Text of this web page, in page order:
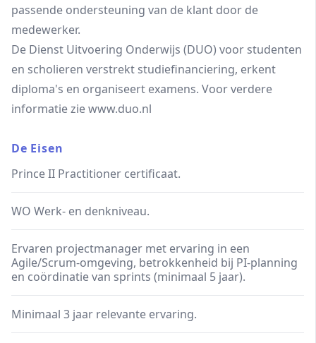
passende ondersteuning van de klant door de
medewerker.
De Dienst Uitvoering Onderwijs (DUO) voor studenten
en scholieren verstrekt studiefinanciering, erkent
diploma's en organiseert examens. Voor verdere
informatie zie www.duo.nl
De Eisen
Prince II Practitioner certificaat.
WO Werk- en denkniveau.
Ervaren projectmanager met ervaring in een
Agile/Scrum-omgeving, betrokkenheid bij PI-planning
en coördinatie van sprints (minimaal 5 jaar).
Minimaal 3 jaar relevante ervaring.